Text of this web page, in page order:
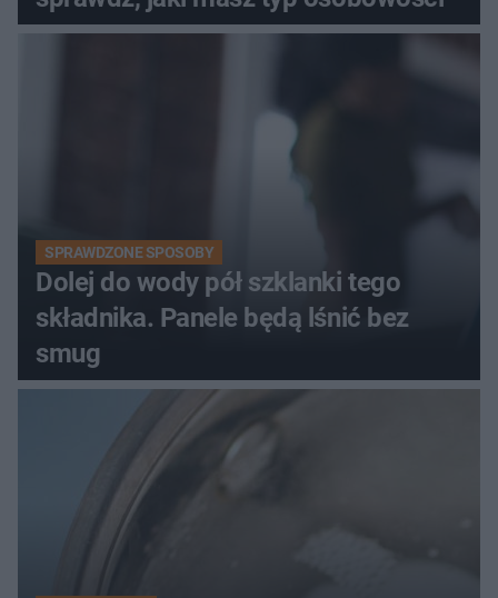
SPRAWDZONE SPOSOBY
Dolej do wody pół szklanki tego
składnika. Panele będą lśnić bez
smug